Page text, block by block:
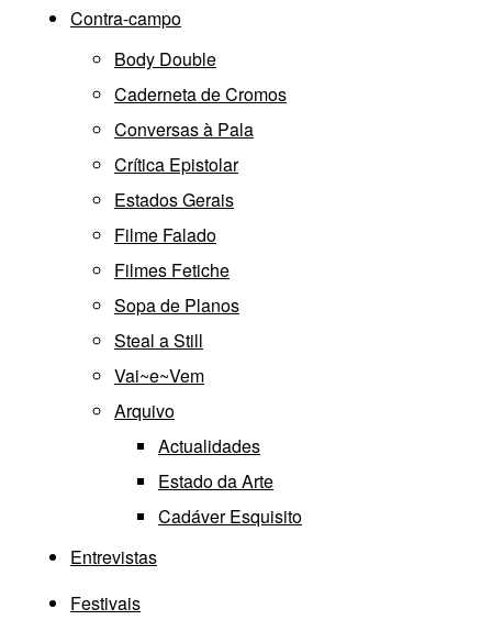
Contra-campo
Body Double
Caderneta de Cromos
Conversas à Pala
Crítica Epistolar
Estados Gerais
Filme Falado
Filmes Fetiche
Sopa de Planos
Steal a Still
Vai~e~Vem
Arquivo
Actualidades
Estado da Arte
Cadáver Esquisito
Entrevistas
Festivais